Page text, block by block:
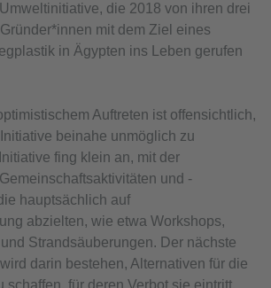
die 2018 von ihren drei
mit dem Ziel eines
in Ägypten ins Leben gerufen
Auftreten ist offensichtlich,
beinahe unmöglich zu
fing klein an, mit der
und -
hauptsächlich auf
abzielten, wie etwa Workshops,
Strandsäuberungen. Der nächste
darin bestehen, Alternativen für die
schaffen, für deren Verbot sie eintritt.